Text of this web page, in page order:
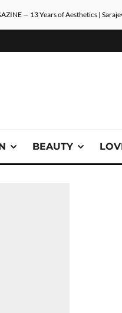
— 13 Years of Aesthetics |
BEAUTY